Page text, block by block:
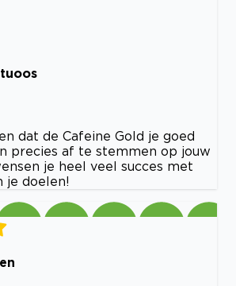
dat de Cafeine Gold je goed
precies af te stemmen op jouw
je heel veel succes met
je doelen!